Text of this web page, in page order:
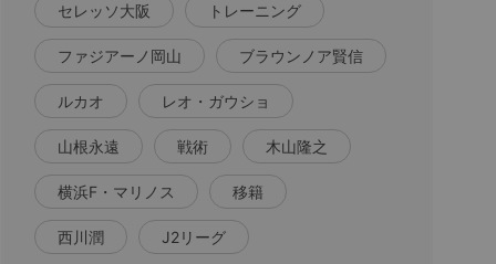
セレッソ大阪 トレーニング
ファジアーノ岡山 ブラウンノア賢信
ルカオ レオ・ガウショ
山根永遠 戦術 木山隆之
横浜F・マリノス 移籍
西川潤 J2リーグ